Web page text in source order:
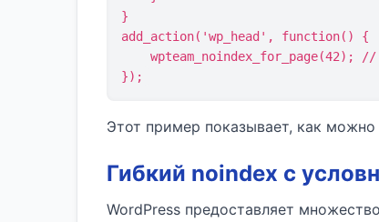
}
add_action('wp_head', function() {
});
Этот пример показывает, как
Гибкий noindex с
WordPress предоставляет